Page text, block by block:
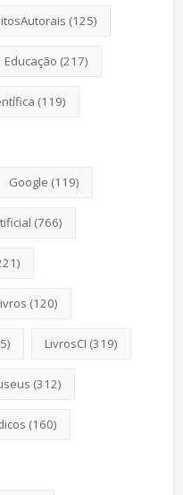
(125)
Educação (217)
(119)
Google (119)
(766)
(120)
LivrosCI (319)
(312)
(160)